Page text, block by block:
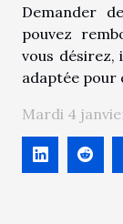
Demander
pouvez
vous
adaptée pour
Mardi 4